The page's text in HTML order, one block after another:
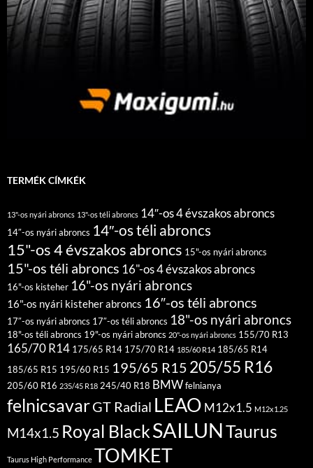
TERMÉK CÍMKÉK
13"-os nyári abroncs 13"-os téli abroncs 14″-os 4 évszakos abroncs
14″-os nyári abroncs 14″-os téli abroncs
15"-os 4 évszakos abroncs 15"-os nyári abroncs
15"-os téli abroncs 16"-os 4 évszakos abroncs
16"-os kisteher 16"-os nyári abroncs
16"-os nyári kisteher abroncs 16″-os téli abroncs
17″-os nyári abroncs 17″-os téli abroncs 18"-os nyári abroncs
18"-os téli abroncs 19"-os nyári abroncs 20"-os nyári abroncs 155/70 R13
165/70 R14 175/65 R14 175/70 R14 185/60 R14 185/65 R14
185/65 R15 195/60 R15 195/65 R15 205/55 R16
205/60 R16 235/45 R18 245/40 R18 BMWfelnianya
felnicsavarGT Radial LEAO M12x1.5 M12x1.25
M14x1.5 Royal BlackSAILUNTaurus
Taurus High Performance TOMKET